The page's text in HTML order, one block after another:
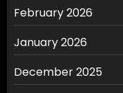
February 2026
January 2026
December 2025